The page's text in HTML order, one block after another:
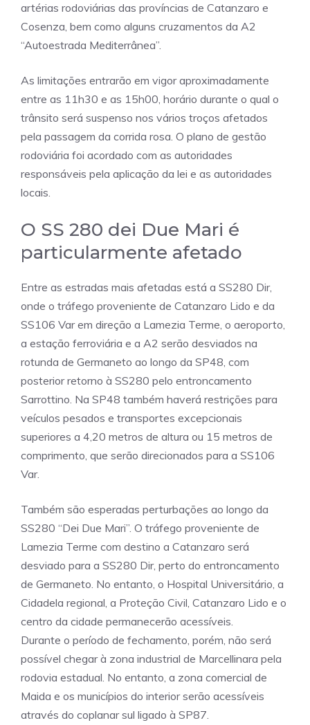
artérias rodoviárias das províncias de Catanzaro e
Cosenza, bem como alguns cruzamentos da A2
“Autoestrada Mediterrânea”.
As limitações entrarão em vigor aproximadamente
entre as 11h30 e as 15h00, horário durante o qual o
trânsito será suspenso nos vários troços afetados
pela passagem da corrida rosa. O plano de gestão
rodoviária foi acordado com as autoridades
responsáveis ​​pela aplicação da lei e as autoridades
locais.
O SS 280 dei Due Mari é
particularmente afetado
Entre as estradas mais afetadas está a SS280 Dir,
onde o tráfego proveniente de Catanzaro Lido e da
SS106 Var em direção a Lamezia Terme, o aeroporto,
a estação ferroviária e a A2 serão desviados na
rotunda de Germaneto ao longo da SP48, com
posterior retorno à SS280 pelo entroncamento
Sarrottino. Na SP48 também haverá restrições para
veículos pesados ​​e transportes excepcionais
superiores a 4,20 metros de altura ou 15 metros de
comprimento, que serão direcionados para a SS106
Var.
Também são esperadas perturbações ao longo da
SS280 “Dei Due Mari”. O tráfego proveniente de
Lamezia Terme com destino a Catanzaro será
desviado para a SS280 Dir, perto do entroncamento
de Germaneto. No entanto, o Hospital Universitário, a
Cidadela regional, a Proteção Civil, Catanzaro Lido e o
centro da cidade permanecerão acessíveis.
Durante o período de fechamento, porém, não será
possível chegar à zona industrial de Marcellinara pela
rodovia estadual. No entanto, a zona comercial de
Maida e os municípios do interior serão acessíveis
através do coplanar sul ligado à SP87.